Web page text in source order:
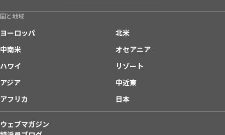
国と地域
ヨーロッパ
北米
中南米
オセアニア
ハワイ
リゾート
アジア
中近東
アフリカ
日本
ウェブマガジン